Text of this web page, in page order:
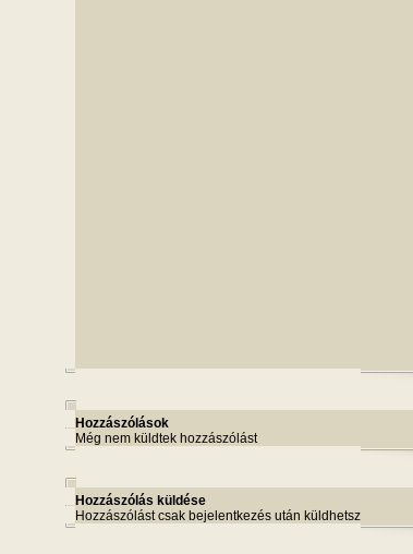
Hozzászólások
Még nem küldtek hozzászólást
Hozzászólás küldése
Hozzászólást csak bejelentkezés után küldhetsz